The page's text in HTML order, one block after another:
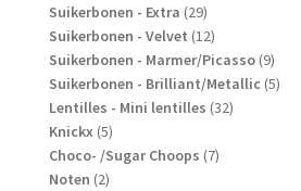
producten
Suikerbonen - Extra 2929
producten
Suikerbonen - Velvet 1212
producten
Suikerbonen - Marmer/Picasso 99
Suikerbonen - Brilliant/Metallic 55
Lentilles - Mini lentilles 3232
Knickx 55
producten
Choco- /Sugar Choops 77
Noten 22